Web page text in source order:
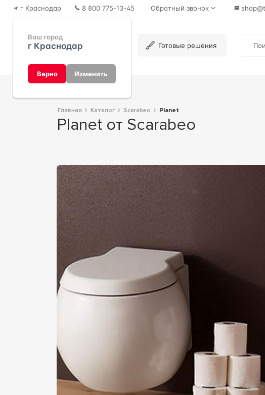
г Краснодар
Ваш город
г Краснодар
Верно Изменить
8 800 775-13-45 Обратный звонок
Готовые решения
Главная Каталог Scarabeo Planet
Planet от Scarabeo